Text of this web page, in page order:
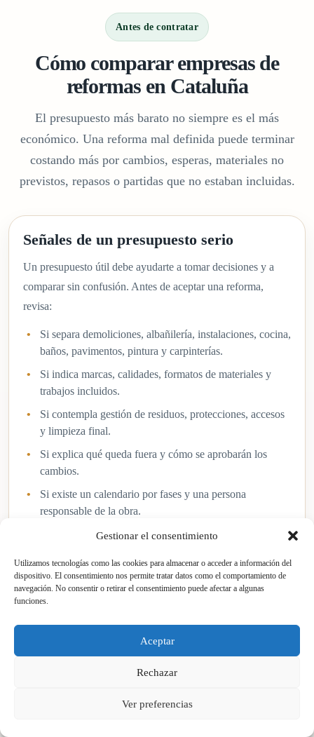
Gestionar el consentimiento
Utilizamos tecnologías como las cookies para almacenar o acceder a información del
dispositivo. El consentimiento nos permite tratar datos como el comportamiento de
navegación. No consentir o retirar el consentimiento puede afectar a algunas
funciones.
Aceptar
Rechazar
Ver preferencias
Antes de contratar
Cómo comparar empresas de
reformas en Cataluña
El presupuesto más barato no siempre es el más
económico. Una reforma mal definida puede terminar
costando más por cambios, esperas, materiales no
previstos, repasos o partidas que no estaban incluidas.
Señales de un presupuesto serio
Un presupuesto útil debe ayudarte a tomar decisiones y a
comparar sin confusión. Antes de aceptar una reforma,
revisa:
Si separa demoliciones, albañilería, instalaciones, cocina,
baños, pavimentos, pintura y carpinterías.
Si indica marcas, calidades, formatos de materiales y
trabajos incluidos.
Si contempla gestión de residuos, protecciones, accesos
y limpieza final.
Si explica qué queda fuera y cómo se aprobarán los
cambios.
Si existe un calendario por fases y una persona
responsable de la obra.
Preguntas que conviene hacer
Antes de iniciar la obra, merece la pena resolver dudas
técnicas que pueden evitar retrasos:
¿El edificio o la comunidad exige horarios, permisos o